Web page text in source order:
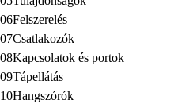
06Felszerelés
07Csatlakozók
08Kapcsolatok és portok
09Tápellátás
10Hangszórók